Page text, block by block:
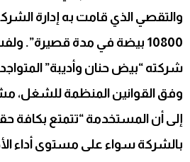
والتقصي الذي قامت به إدارة
10800 بيضة في مدة قصيرة”.
شركته “بيض حنان وأديبة”
وفق القوانين المنظمة للشغل،
إلى أن المستخدمة “تتمتع
بالشركة سواء على مستوى أداء